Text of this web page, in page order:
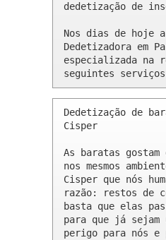
dedetização de
Nos dias de hoje
Dedetizadora em
especializada na
seguintes
Dedetização de
Cisper
As baratas
nos mesmos
Cisper que nós
razão: restos de
basta que elas
para que já sejam
perigo para nós e